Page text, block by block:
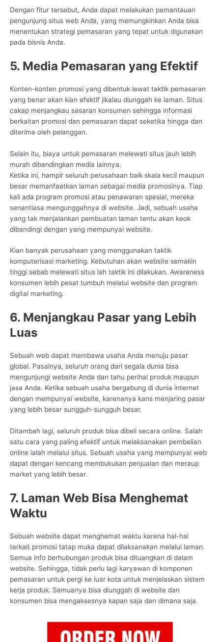
Dengan fitur tersebut, Anda dapat melakukan pemantauan
pengunjung situs web Anda, yang memungkinkan Anda bisa
menentukan strategi pemasaran yang tepat untuk digunakan
pada bisnis Anda.
5. Media Pemasaran yang Efektif
Konten-konten promosi yang dibentuk lewat taktik pemasaran
yang benar akan kian efektif jikalau diunggah ke laman. Situs
cakap menjangkau sasaran konsumen sehingga informasi
berkaitan promosi dan pemasaran dapat seketika hingga dan
diterima oleh pelanggan.
Selain itu, biaya untuk pemasaran melewati situs jauh lebih
murah dibandingkan media lainnya.
Ketika ini, hampir seluruh perusahaan baik skala kecil maupun
besar memanfaatkan laman sebagai media promosinya. Tiap
kali ada program promosi atau penawaran spesial, mereka
senantiasa mengunggahnya di website. Jadi, sebuah usaha
yang tak menjalankan pembuatan laman tentu akan keok
dibandingi dengan yang mempunyai website.
Kian banyak perusahaan yang menggunakan taktik
komputerisasi marketing. Kebutuhan akan website semakin
tinggi sebab melewati situs lah taktik ini dilakukan. Awareness
konsumen lebih pesat tumbuh melalui website dan program
digital marketing.
6. Menjangkau Pasar yang Lebih
Luas
Sebuah web dapat membawa usaha Anda menuju pasar
global. Pasalnya, seluruh orang dari segala dunia bisa
mengunjungi website Anda dan tahu perihal produk maupun
jasa Anda. Ketika sebuah usaha bergabung di dunia internet
dengan mempunyai website, karenanya kans menjaring pasar
yang lebih besar sungguh-sungguh besar.
Ditambah lagi, seluruh produk bisa dibeli secara online. Salah
satu cara yang paling efektif untuk melaksanakan pembelian
online ialah melalui situs. Sebuah usaha yang mempunyai web
dapat dengan kencang membukukan penjualan dan meraup
market yang lebih besar.
7. Laman Web Bisa Menghemat
Waktu
Sebuah website dapat menghemat waktu karena hal-hal
terkait promosi tatap muka dapat dilaksanakan melalui laman.
Semua info berhubungan produk bisa dituangkan di dalam
website. Sehingga, tidak perlu lagi karyawan di komponen
pemasaran untuk pergi ke luar kota untuk menjelaskan sistem
kerja produk. Semuanya bisa diunggah di website dan
konsumen bisa mengaksesnya kapan saja dan dimana saja.